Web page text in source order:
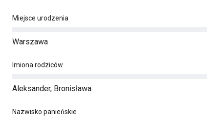
Miejsce urodzenia
Warszawa
Imiona rodziców
Aleksander, Bronisława
Nazwisko panieńskie